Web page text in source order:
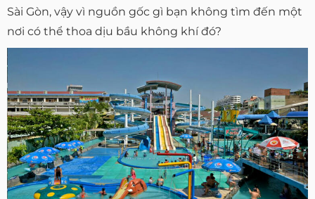
Sài Gòn, vậy vì nguồn gốc gì bạn không tìm đến một
nơi có thể thoa dịu bầu không khí đó?